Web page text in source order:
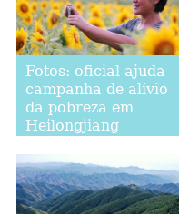
Fotos: oficial ajuda
campanha de alívio
da pobreza em
Heilongjiang